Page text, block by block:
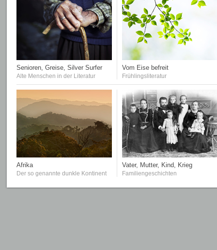
Senioren, Greise, Silver Surfer
Alte Menschen in der Literatur
Vom Eise befreit
Frühlingsliteratur
Afrika
Der so genannte dunkle Kontinent
Vater, Mutter, Kind, Krieg
Familiengeschichten